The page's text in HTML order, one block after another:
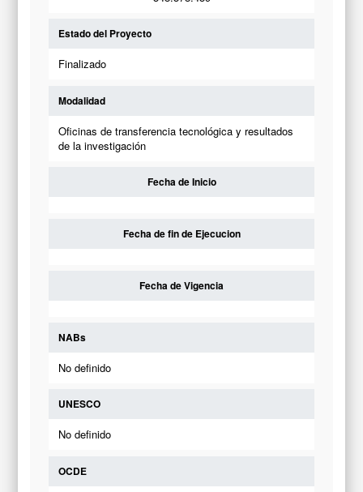
Estado del Proyecto
Finalizado
Modalidad
Oficinas de transferencia tecnológica y resultados
de la investigación
Fecha de Inicio
Fecha de fin de Ejecucion
Fecha de Vigencia
NABs
No definido
UNESCO
No definido
OCDE